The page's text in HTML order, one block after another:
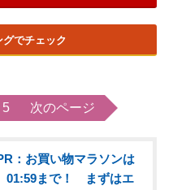
でチェック
5 次のページ
：お買い物マラソンは
01:59まで！ まずはエ